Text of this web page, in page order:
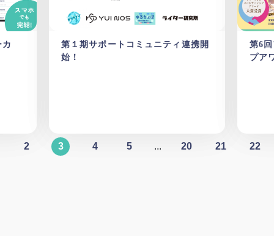
第１期サポートコミュニティ連携開
始！
第6
プア
2 3 4 5 ... 20 21 22